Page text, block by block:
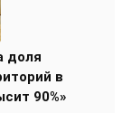
доля
в
90%»